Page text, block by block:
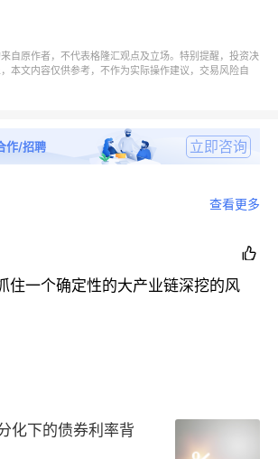
于极上游、技术壁垒极高的组件供应
能源贸易中的“霍尔木兹海峡”，只要
笔物理过路费你就非交不可。
自原作者，不代表格隆汇观点及立场。特别提醒，投资决
本文内容仅供参考，不作为实际操作建议，交易风险自
作/招聘 立即咨询
查看更多

住一个确定性的大产业链深挖的风
化下的债券利率背